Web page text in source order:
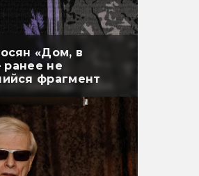
«Дом, в
ранее не
фрагмент